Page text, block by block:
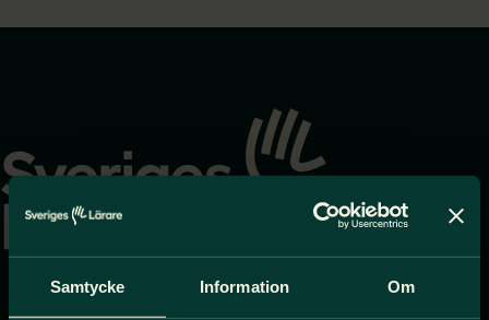
Samtycke Information Om
startsidan